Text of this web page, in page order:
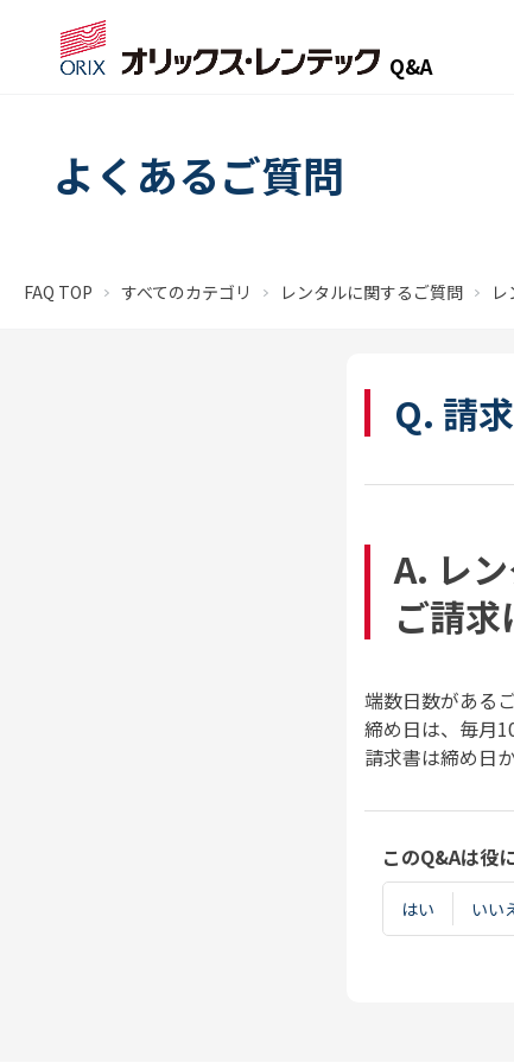
Q&A
よくあるご質問
FAQ TOP すべてのカテゴリ レンタルに関するご質問
Q. 請
A. レ
ご請求
端数日数がある
締め日は、毎月
請求書は締め日
このQ&Aは役
はい いい